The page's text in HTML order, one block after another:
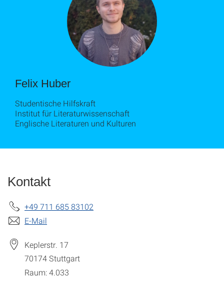
Felix Huber
Studentische Hilfskraft
Institut für Literaturwissenschaft
Englische Literaturen und Kulturen
Kontakt
+49 711 685 83102
E-Mail
Keplerstr. 17
70174Stuttgart
Raum: 4.033